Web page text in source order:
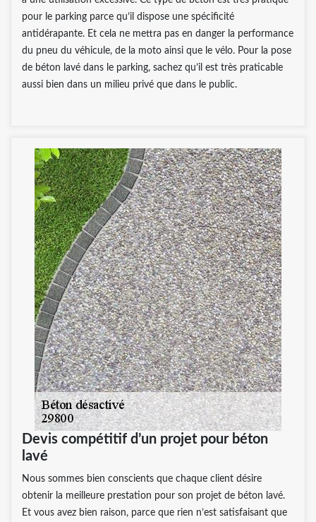
pour le parking parce qu’il dispose une spécificité
antidérapante. Et cela ne mettra pas en danger la performance
du pneu du véhicule, de la moto ainsi que le vélo. Pour la pose
de béton lavé dans le parking, sachez qu’il est très praticable
aussi bien dans un milieu privé que dans le public.
Devis compétitif d’un projet pour béton
lavé
Nous sommes bien conscients que chaque client désire
obtenir la meilleure prestation pour son projet de béton lavé.
Et vous avez bien raison, parce que rien n’est satisfaisant que